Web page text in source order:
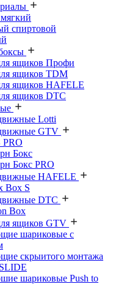
спиртовой
ящиков Профи
ящиков TDM
ящиков HAFELE
ящиков DTC
Lotti
GTV
Бокс
Бокс PRO
HAFELE
Box S
DTC
Box
ящиков GTV
шариковые с
скрыитого монтажа
шариковые Push to